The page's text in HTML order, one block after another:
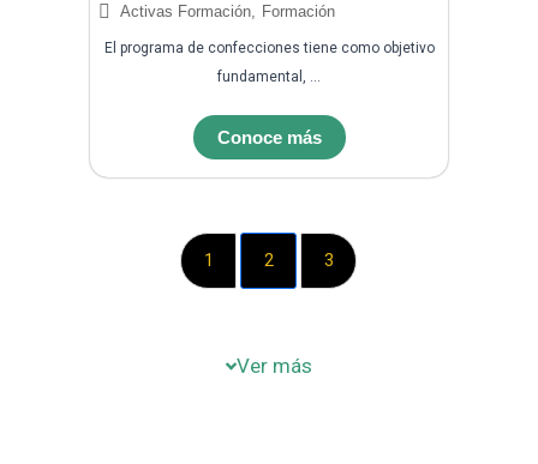
Activas Formación, Formación
El programa de confecciones tiene como objetivo
fundamental, ...
Conoce más
1 2 3
Ver más